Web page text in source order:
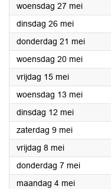
woensdag 27 mei2026
dinsdag 26 mei2026
donderdag 21 mei2026
woensdag 20 mei2026
vrijdag 15 mei2026
woensdag 13 mei2026
dinsdag 12 mei2026
zaterdag 9 mei2026
vrijdag 8 mei2026
donderdag 7 mei2026
maandag 4 mei2026